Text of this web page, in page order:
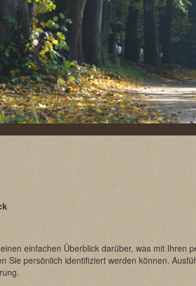
einfachen Überblick darüber, was mit
Sie persönlich identifiziert werden können.